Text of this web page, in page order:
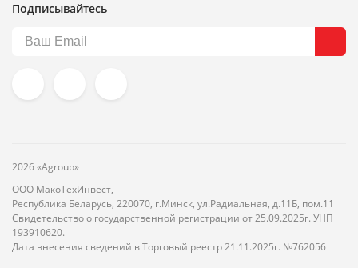
Подписывайтесь
2026 «Agroup»
ООО МакоТехИнвест,
Республика Беларусь, 220070, г.Минск, ул.Радиальная, д.11Б, пом.11
Свидетельство о государственной регистрации от 25.09.2025г. УНП
193910620.
Дата внесения сведений в Торговый реестр 21.11.2025г. №762056